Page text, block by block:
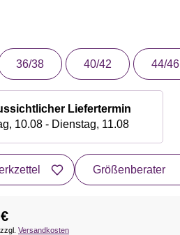
36/38 40/42 44/46
Liefertermin
10.08 - Dienstag, 11.08
Größenberater
Versandkosten